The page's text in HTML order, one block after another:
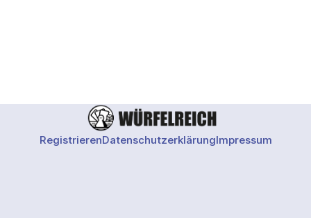
RegistrierenDatenschutzerklärungImpressum